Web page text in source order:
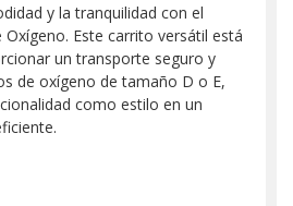
y la tranquilidad con el
Oxígeno. Este carrito versátil está
un transporte seguro y
de oxígeno de tamaño D o E,
como estilo en un